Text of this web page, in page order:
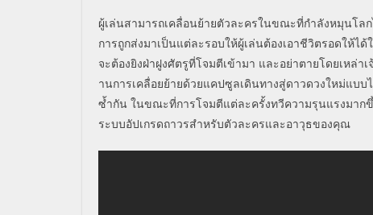
ผู้เล่นสามารถเคลื่อนย้ายตัวละครในขณะที่กำลังหมุนโล
การถูกส่งมาเป็นแต่ละรอบให้ผู้เล่นต้องเอาชีวิตรอดให้ได้
จะต้องยิงฝ่าฝูงศัตรูที่โจมตีเข้ามา และอย่าตายโดยเหล่า
านการเคลื่อยย้ายด้วยแคปซูลเดินทางสู่ดาวดวงใหม่แบบ
ซ้ำกัน ในขณะที่การโจมตีแต่ละครั้งทวีความรุนแรงมาก
ระบบอัปเกรดถาวรสำหรับตัวละครและอาวุธของคุณ